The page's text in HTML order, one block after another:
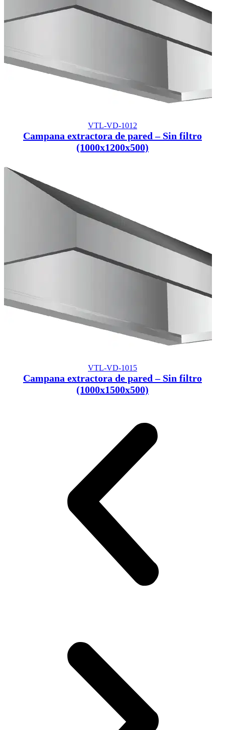
VTL-VD-1012
Campana extractora de pared – Sin filtro
(1000x1200x500)
VTL-VD-1015
Campana extractora de pared – Sin filtro
(1000x1500x500)